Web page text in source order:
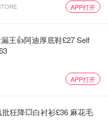
APP打开
王👍阿迪厚底鞋£27 Self
APP打开
批狂降💥白衬衫£36 麻花毛